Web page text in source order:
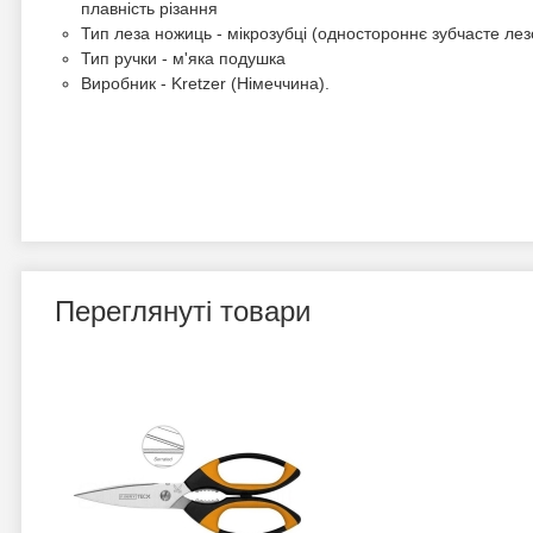
плавність різання
Тип леза ножиць - мікрозубці (одностороннє зубчасте
Тип ручки - м'яка подушка
Виробник - Kretzer (Німеччина).
Переглянуті товари